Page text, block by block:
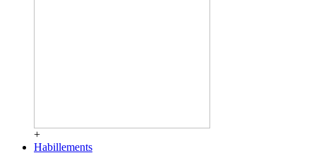
+
Habillements